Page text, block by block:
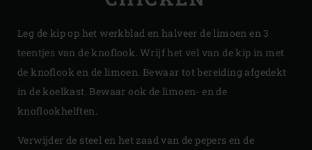
Leg de kip op het werkblad en halveer de limoen en 3
teentjes van de knoflook. Wrijf het vel van de kip in met
de knoflook en de limoen. Bewaar tot bereiding afgedekt
in de koelkast. Bewaar ook de limoen- en de
knoflookhelften.
Verwijder de steel en het zaad van de pepers en de